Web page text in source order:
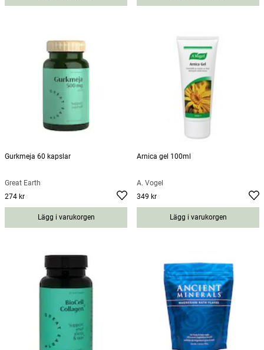
Gurkmeja 60 kapslar
Great Earth
Pris:
274 kr
Lägg i varukorgen
Arnica gel 100ml
A. Vogel
Pris:
349 kr
Lägg i varukorgen